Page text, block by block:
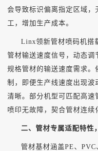
会导致标识偏离指定区域，
工，增加生产成本。
Linx领新管材喷码机搭
管材输送速度信号，动态调
规格管材的输送速度需求
制，即便生产线速度出现
清晰。部分机型可匹配高
喷印无故障，契合管材连续
二、管材专属适配特性
管材基材涵盖PE、